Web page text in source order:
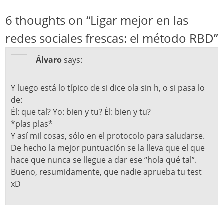
6 thoughts on “Ligar mejor en las
redes sociales frescas: el método RBD”
Álvaro says:
Y luego está lo típico de si dice ola sin h, o si pasa lo
de:
Él: que tal? Yo: bien y tu? Él: bien y tu?
*plas plas*
Y así mil cosas, sólo en el protocolo para saludarse.
De hecho la mejor puntuación se la lleva que el que
hace que nunca se llegue a dar ese “hola qué tal”.
Bueno, resumidamente, que nadie aprueba tu test
xD